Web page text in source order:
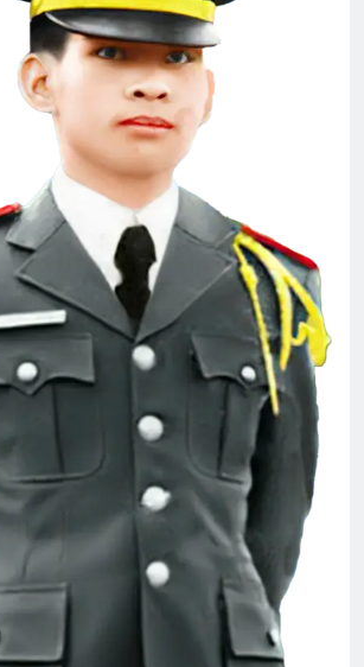
Tang Lễ Lương Huỳnh Hương K16
2 Years Ago
CTBCTY Tập IVSỰ TÍCH TÌNH YÊU
3 Years Ago
Diễn hành Quốc Khánh VNCH 1967
2 Years Ago
Nam Việt Nam 1967
2 Years Ago
Quân Lực Việt Nam Cộng Hòa
2 Years Ago
CHUYỆN TÌNH MÙA GIÁNG SINH